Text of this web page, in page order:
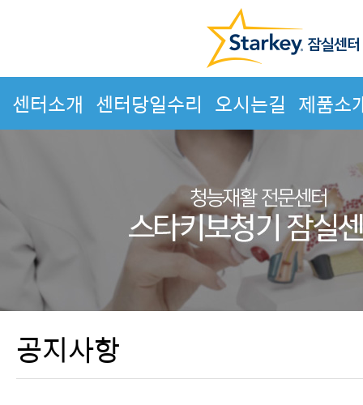
센터소개 센터당일수리 오시는길 제품소
공지사항